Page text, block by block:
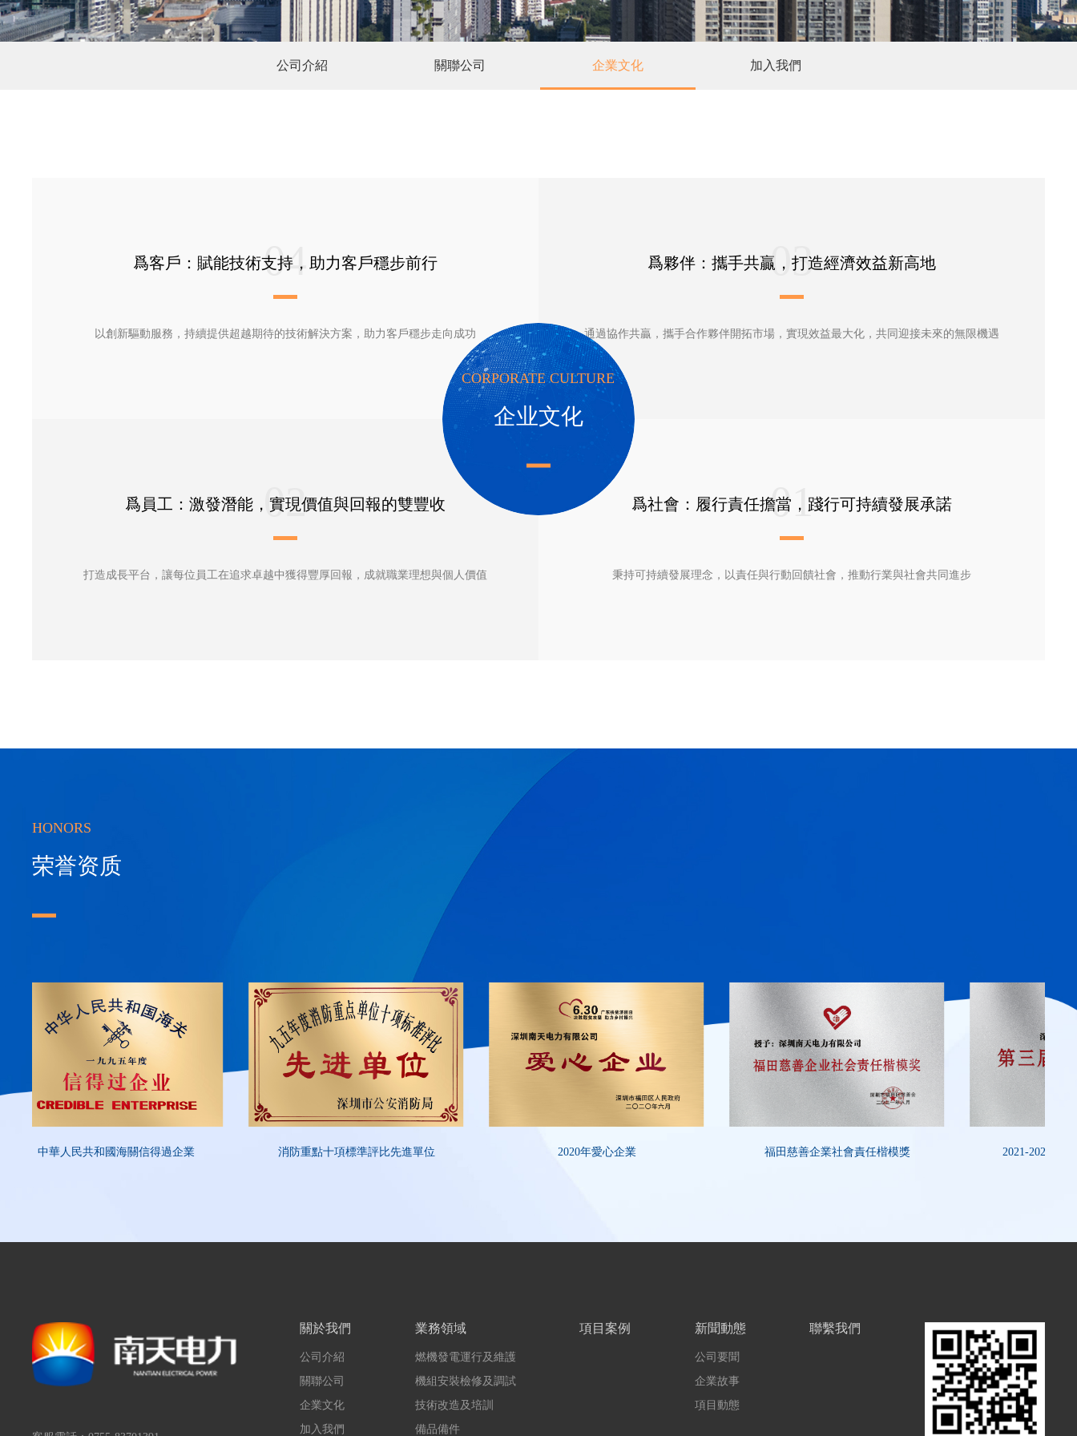
公司介紹 關聯公司 企業文化 加入我們
CORPORATE CULTURE
企业文化
04
爲客戶：賦能技術支持，助力客戶穩步前行
以創新驅動服務，持續提供超越期待的技術解決方案，助力客戶穩步走向成功
03
爲夥伴：攜手共贏，打造經濟效益新高地
通過協作共贏，攜手合作夥伴開拓市場，實現效益最大化，共同迎接未來的無限機遇
02
爲員工：激發潛能，實現價值與回報的雙豐收
打造成長平台，讓每位員工在追求卓越中獲得豐厚回報，成就職業理想與個人價值
01
爲社會：履行責任擔當，踐行可持續發展承諾
秉持可持續發展理念，以責任與行動回饋社會，推動行業與社會共同進步
HONORS
荣誉资质
中華人民共和國海關信得過企業 消防重點十項標準評比先進單位 2020年愛心企業 福田慈善企業社會責任楷模獎 2021-2026年第
關於我們
公司介紹
關聯公司
企業文化
加入我們
業務領域
燃機發電運行及維護
機組安裝檢修及調試
技術改造及培訓
備品備件
項目案例 新聞動態
公司要聞
企業故事
項目動態
聯繫我們